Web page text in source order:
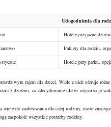
Udogodnienia dla
Hotele przyjazne
Pakiety dla rodzin,
Hotele przy parku,
rajem dla dzieci. Wiele z nich oferuje
z dziećmi, co zdecydowanie ułatwi organizację
do zaoferowania dla całej rodziny, może
zaspokoić wszystkie potrzeby rodziny.